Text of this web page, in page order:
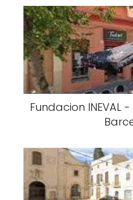
Fundacion INEVAL